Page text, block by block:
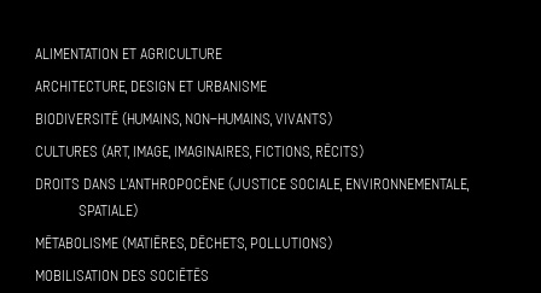
ALIMENTATION ET AGRICULTURE
ARCHITECTURE, DESIGN ET URBANISME
BIODIVERSITÉ (HUMAINS, NON-HUMAINS, VIVANTS)
CULTURES (ART, IMAGE, IMAGINAIRES, FICTIONS, RÉCITS)
DROITS DANS L’ANTHROPOCÈNE (JUSTICE SOCIALE, ENVIRONNEMENTALE,
SPATIALE)
MÉTABOLISME (MATIÈRES, DÉCHETS, POLLUTIONS)
MOBILISATION DES SOCIÉTÉS